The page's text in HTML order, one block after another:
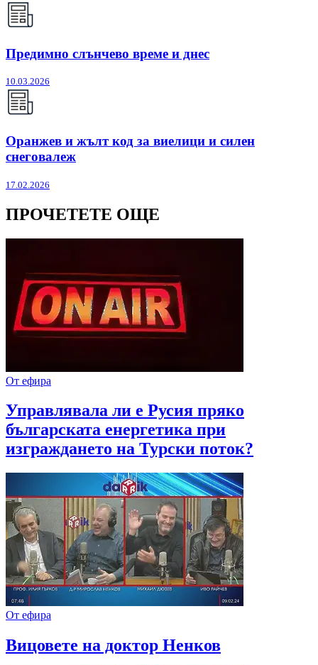
Предимно слънчево време и днес
10.03.2026
Оранжев и жълт код за виелици и силен
снеговалеж
17.02.2026
ПРОЧЕТЕТЕ ОЩЕ
От ефира
Управлявала ли е Русия пряко
българската енергетика при
изграждането на Турски поток?
От ефира
Вицовете на доктор Ненков